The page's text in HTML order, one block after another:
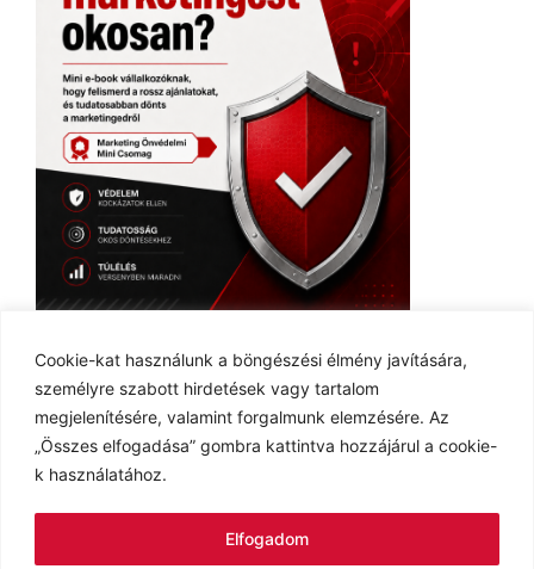
Cookie-kat használunk a böngészési élmény javítására,
személyre szabott hirdetések vagy tartalom
megjelenítésére, valamint forgalmunk elemzésére. Az
„Összes elfogadása” gombra kattintva hozzájárul a cookie-
k használatához.
Elfogadom
Adatvédelmi tájékoztató
Cookie tájékoztató